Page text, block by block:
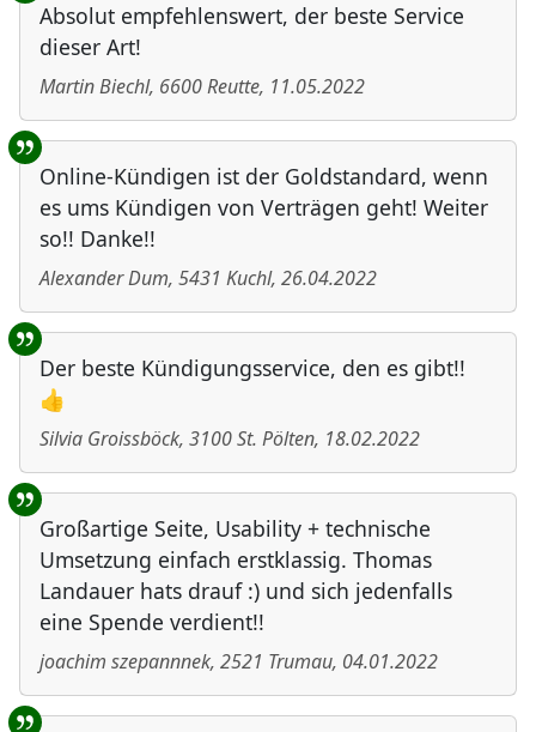
Absolut empfehlenswert, der beste Service
dieser Art!
Martin Biechl, 6600Reutte, 11.05.2022
Online-Kündigen ist der Goldstandard, wenn
es ums Kündigen von Verträgen geht! Weiter
so!! Danke!!
Alexander Dum, 5431 Kuchl, 26.04.2022
Der beste Kündigungsservice, den es gibt!!
👍
Silvia Groissböck, 3100St. Pölten, 18.02.2022
Großartige Seite, Usability + technische
Umsetzung einfach erstklassig. Thomas
Landauer hats drauf :) und sich jedenfalls
eine Spende verdient!!
joachim szepannnek, 2521 Trumau, 04.01.2022